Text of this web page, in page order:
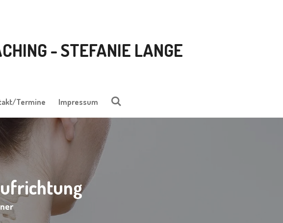
- STEFANIE LANGE
Termine Impressum